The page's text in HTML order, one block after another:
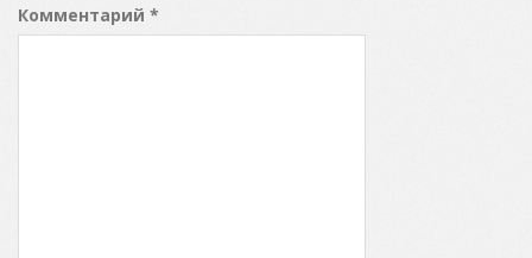
Комментарий *